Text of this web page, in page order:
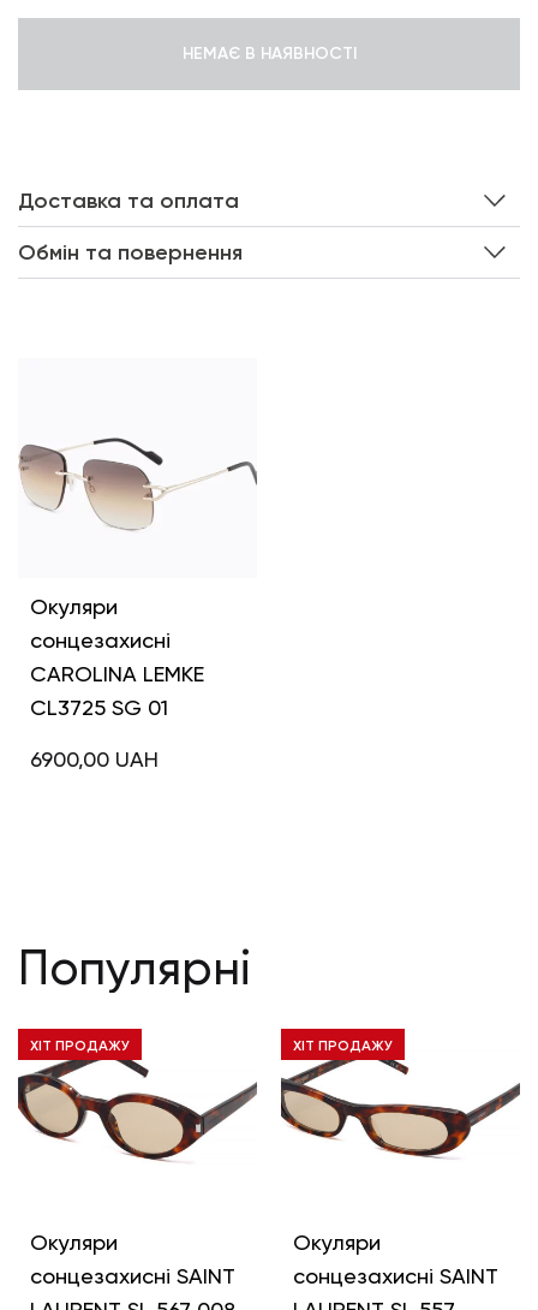
НЕМАЄ В НАЯВНОСТІ
Доставка та оплата
Обмін та повернення
Інші кольори
Окуляри
сонцезахисні
CAROLINA LEMKE
CL3725 SG 01
6900,00 UAH
Популярні
ХІТ ПРОДАЖУ
Окуляри
сонцезахисні SAINT
ХІТ ПРОДАЖУ
Окуляри
сонцезахисні SAINT